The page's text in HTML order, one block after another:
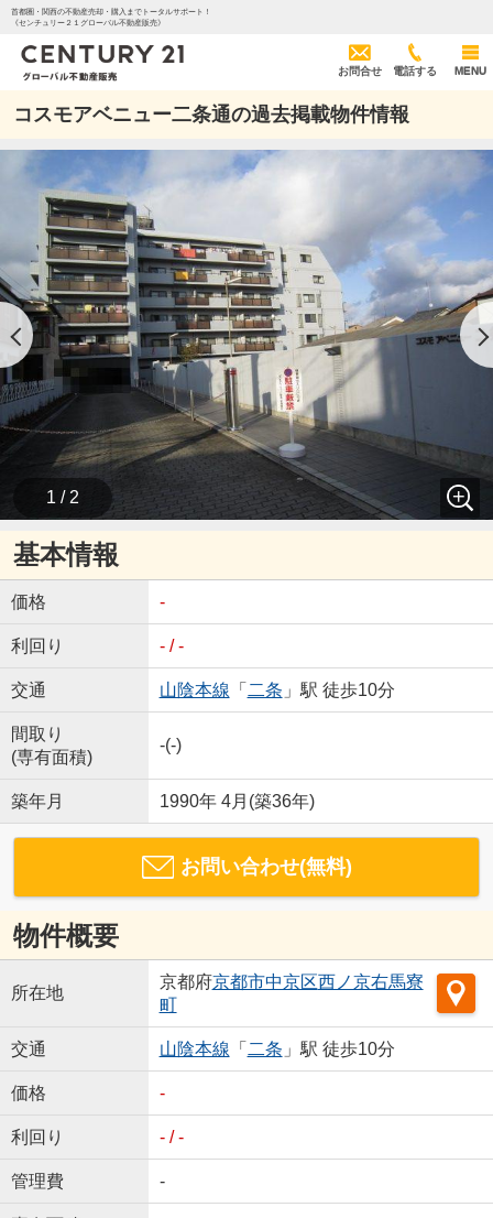
首都圏・関西の不動産売却・購入までトータルサポート！
《センチュリー２１グローバル不動産販売》
お問合せ 電話する MENU
コスモアベニュー二条通の過去掲載物件情報
1 / 2
基本情報
価格 -
利回り - / -
交通 山陰本線 「 二条 」駅 徒歩10分
間取り
(専有面積)
-(-)
築年月 1990年 4月(築36年)
お問い合わせ(無料)
物件概要
所在地
京都府京都市中京区西ノ京右馬寮
町
交通 山陰本線 「 二条 」駅 徒歩10分
価格 -
利回り - / -
管理費 -